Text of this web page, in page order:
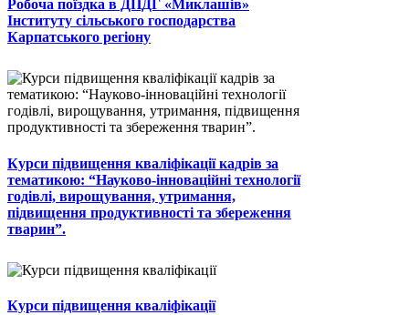
Робоча поїздка в ДПДГ «Миклашів»
Інституту сільського господарства
Карпатського регіону
Курси підвищення кваліфікації кадрів за
тематикою: “Науково-інноваційні технології
годівлі, вирощування, утримання,
підвищення продуктивності та збереження
тварин”.
Курси підвищення кваліфікації